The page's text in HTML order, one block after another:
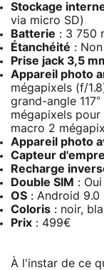
Stockage
via micro SD)
Batterie : 3 750
Étanchéité :
Prise jack 3,5
Appareil photo
mégapixels (f/
grand-angle
mégapixels
macro 2
Appareil photo
Capteur
Recharge
Double SIM : Oui
OS : Android 9.0
Coloris : noir,
Prix : 499€
À l'instar de ce